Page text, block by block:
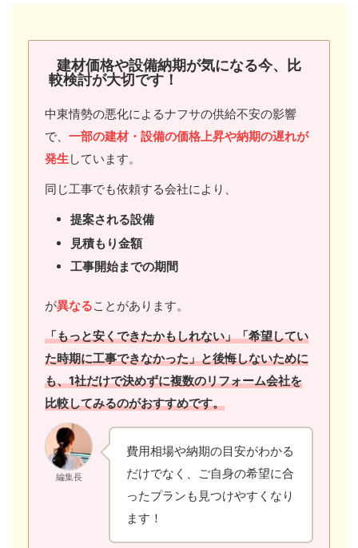
建材価格や設備納期が気になる今、比
較検討が大切です ！
中東情勢の悪化によるナフサの供給不安の影響
で、 一部の建材・設備の価格上昇や納期の遅れが
発生 しています。
同じ工事でも依頼する会社により、
提案される設備
見積もり金額
工事開始までの期間
が異なることがあります。
「もっと安くできたかもしれない」「希望してい
た時期に工事できなかった」と後悔しないために
も、1社だけで決めずに複数のリフォーム会社を
比較してみるのがおすすめです。
編集長
費用相場や納期の目安がわかる
だけでなく、ご自身の希望に合
ったプランも見つけやすくなり
ます！